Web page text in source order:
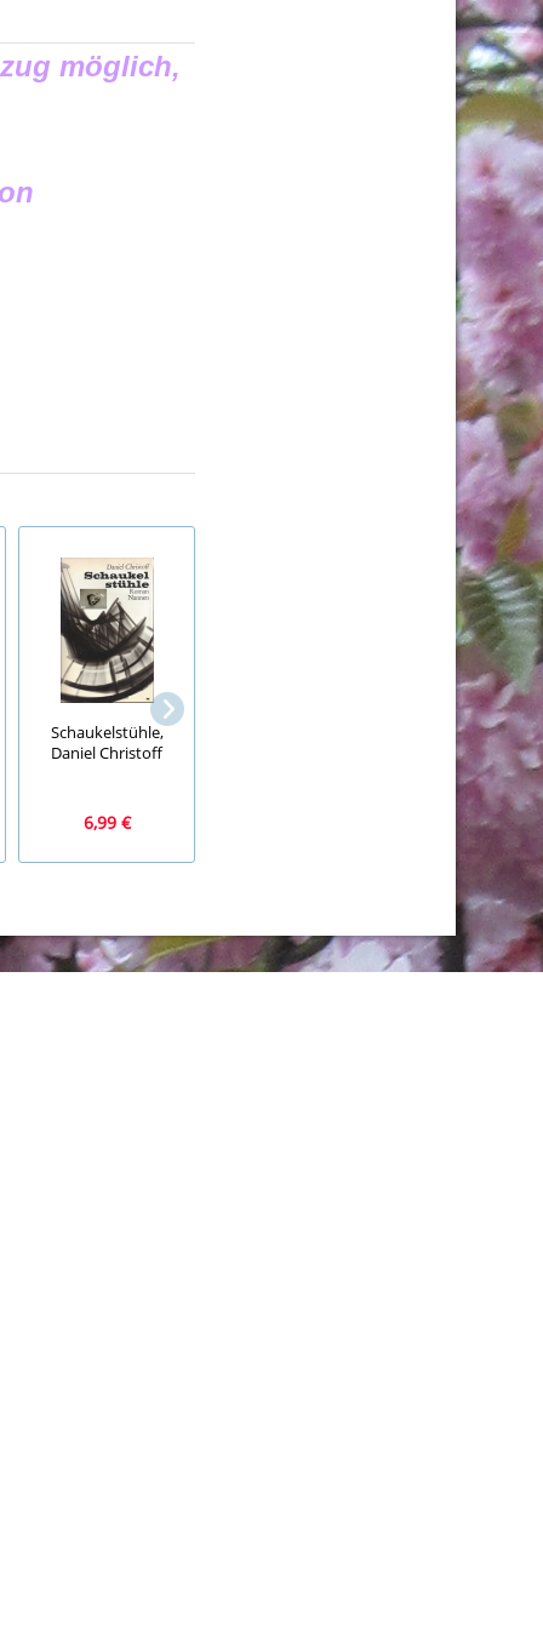
möglich,
Schaukelstühle,
Daniel Christoff
6,99 €
Briefmarken,
Ausland,
Winter Games
1980, DPRK
1,99 €